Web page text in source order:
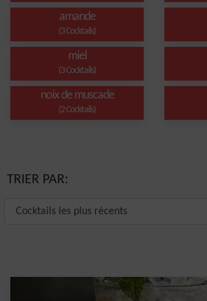
amande
(3 Cocktails)
miel
(3 Cocktails)
noix de muscade
(2 Cocktails)
TRIER PAR: